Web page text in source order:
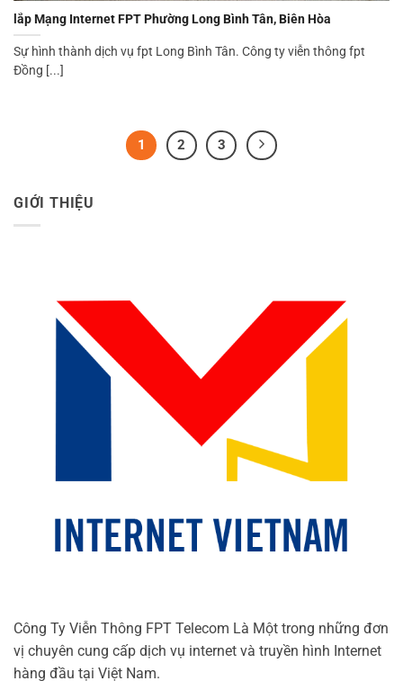
lắp Mạng Internet FPT Phường Long Bình Tân, Biên Hòa
Sự hình thành dịch vụ fpt Long Bình Tân. Công ty viễn thông fpt
Đồng [...]
1 2 3
GIỚI THIỆU
Công Ty Viễn Thông FPT Telecom Là Một trong những đơn
vị chuyên cung cấp dịch vụ internet và truyền hình Internet
hàng đầu tại Việt Nam.